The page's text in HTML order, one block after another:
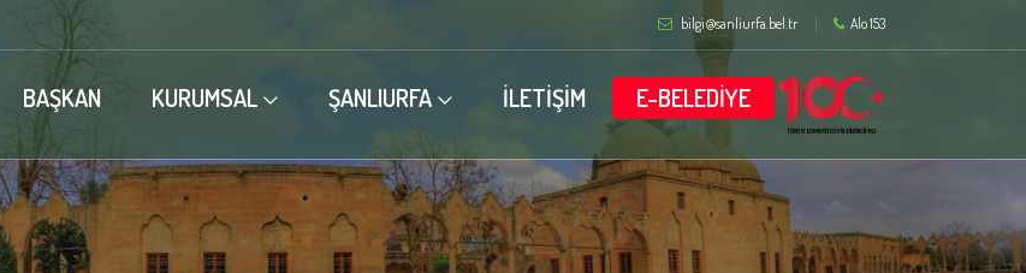
bilgi@sanliurfa.bel.tr Alo 153
BAŞKAN KURUMSAL ŞANLIURFA İLETİŞİM E-BELEDİYE